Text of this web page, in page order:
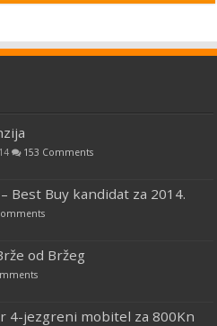
153 Comments
Best Buy kandidat za 2014.
od Bržeg
4-jezgreni mobitel za 800Kn